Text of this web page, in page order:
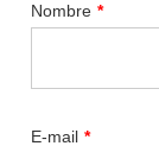
Nombre *
E-mail *